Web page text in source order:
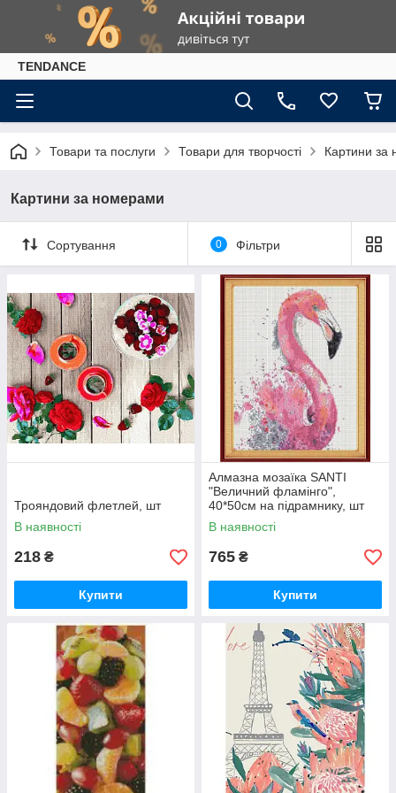
TENDANCE
Товари та послуги Товари для творчості Картини за
Картини за номерами
Сортування 0 Фільтри
Трояндовий флетлей, шт
В наявності
218 ₴
Купити
Алмазна мозаїка SANTI
"Величний фламінго",
40*50см на підрамнику, шт
В наявності
765 ₴
Купити